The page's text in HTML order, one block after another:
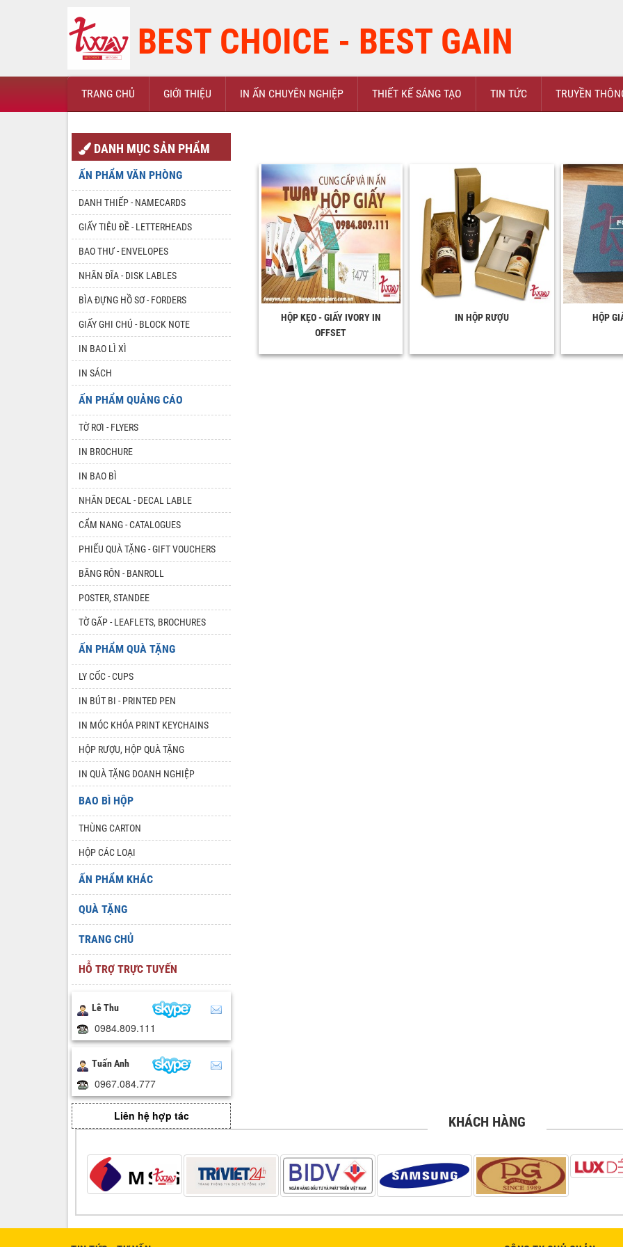
BEST CHOICE - BEST GAIN
TRANG CHỦ GIỚI THIỆU IN ẤN CHUYÊN NGHIỆP THIẾT KẾ SÁNG TẠO TIN TỨC TRUYỀN
HỘP KẸO - GIẤY IVORY IN
OFFSET
IN HỘP RƯỢU HỘP
DANH MỤC SẢN PHẨM
ẤN PHẨM VĂN PHÒNG
DANH THIẾP - NAMECARDS
GIẤY TIÊU ĐỀ - LETTERHEADS
BAO THƯ - ENVELOPES
NHÃN ĐĨA - DISK LABLES
BÌA ĐỰNG HỒ SƠ - FORDERS
GIẤY GHI CHÚ - BLOCK NOTE
IN BAO LÌ XÌ
IN SÁCH
ẤN PHẨM QUẢNG CÁO
TỜ RƠI - FLYERS
IN BROCHURE
IN BAO BÌ
NHÃN DECAL - DECAL LABLE
CẨM NANG - CATALOGUES
PHIẾU QUÀ TẶNG - GIFT VOUCHERS
BĂNG RÔN - BANROLL
POSTER, STANDEE
TỜ GẤP - LEAFLETS, BROCHURES
ẤN PHẨM QUÀ TẶNG
LY CỐC - CUPS
IN BÚT BI - PRINTED PEN
IN MÓC KHÓA PRINT KEYCHAINS
HỘP RƯỢU, HỘP QUÀ TẶNG
IN QUÀ TẶNG DOANH NGHIỆP
BAO BÌ HỘP
THÙNG CARTON
HỘP CÁC LOẠI
ẤN PHẨM KHÁC
QUÀ TẶNG
TRANG CHỦ
HỖ TRỢ TRỰC TUYẾN
Lê Thu
0984.809.111
Tuấn Anh
0967.084.777
Liên hệ hợp tác KHÁCH HÀNG